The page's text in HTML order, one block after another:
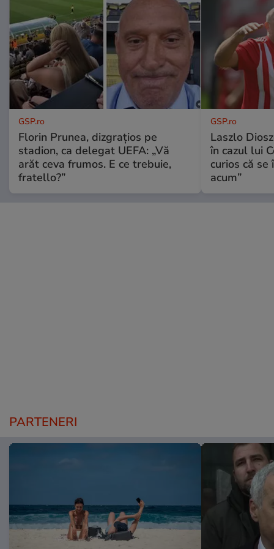
GSP.ro
Florin Prunea, dizgrațios pe
stadion, ca delegat UEFA: „Vă
arăt ceva frumos. E ce trebuie,
fratello?”
GSP.ro
Laszlo
în cazul lui
curios că
acum”
PARTENERI